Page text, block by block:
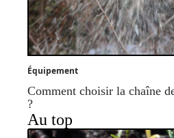
Équipement
Comment choisir la chaîne
?
Au top